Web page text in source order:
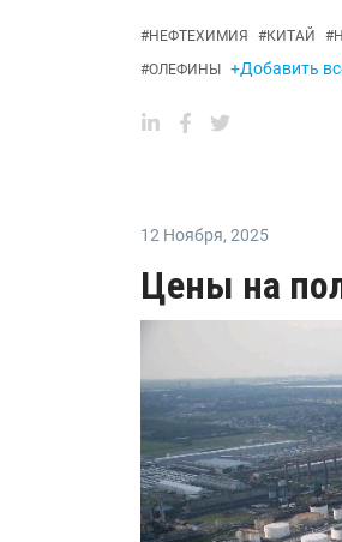
#НЕФТЕХИМИЯ #КИТАЙ #
#ОЛЕФИНЫ +Добавить
12 Ноября, 2025
Цены на